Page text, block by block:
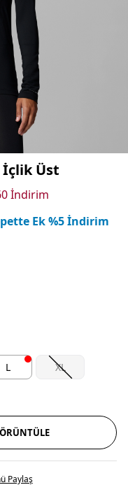
Üst
İndirim
Ek %5 İndirim
L XL
Paylaş